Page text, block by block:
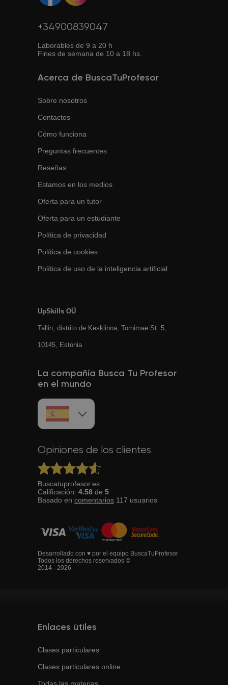
+34900839047
Laborables de 9 a 20 h
Fines de semana de 10 a 18 hs.
Acerca de BuscaTuProfesor
Sobre nosotros
Contactos
Cómo funciona
Preguntas frecuentes
Reseñas
Estamos en los medios
Oferta para un tutor
Oferta para un estudiante
Política de privacidad
Política de cookies
Política de uso de la inteligencia artificial
UpSkills OÜ
Tallin, distrito de Kesklinna, Tornimаe St. 5,
10145, Estonia
La compañía Busca Tu Profesor
en el mundo
Opiniones de los clientes
Buscatuprofesor.es
Calificación: 4.58 de 5
Basado en comentarios 117 usuarios
Desarrollado con ♥ por el equipo BuscaTuProfesor
Todos los derechos reservados ©
2014 - 2026
Enlaces útiles
Clases particulares
Clases particulares online